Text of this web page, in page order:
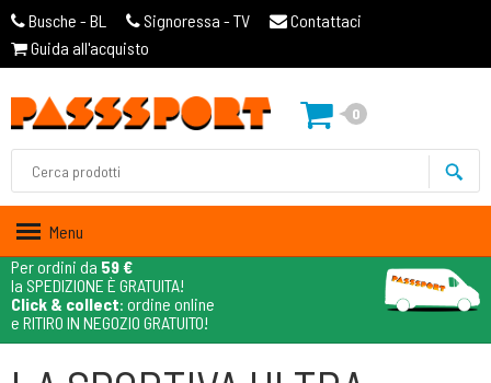
Busche - BL Signoressa - TV
Contattaci
Guida all'acquisto
0
Menu
Per ordini da 59 €
la SPEDIZIONE È GRATUITA!
Click & collect: ordine online
e RITIRO IN NEGOZIO GRATUITO!